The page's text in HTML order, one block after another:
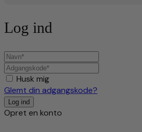
Log ind
Husk mig
Glemt din adgangskode?
Opret en konto